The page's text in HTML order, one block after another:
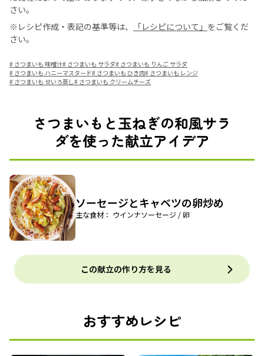
さい。
※レシピ作成・表記の基準等は、
「レシピについて」 をご覧くだ
さい。
# さつまいも 味噌汁# さつまいも サラダ# さつまいも りんご サラダ
# さつまいも ハニーマスタード# さつまいも ひき肉# さつまいも レンジ
# さつまいも せいろ蒸し# さつまいも クリームチーズ
さつまいもと玉ねぎの和風サラ
ダを使った献立アイデア
ソーセージとキャベツの卵炒め
主な食材： ウインナソーセージ / 卵
この献立の作り方を見る
おすすめレシピ